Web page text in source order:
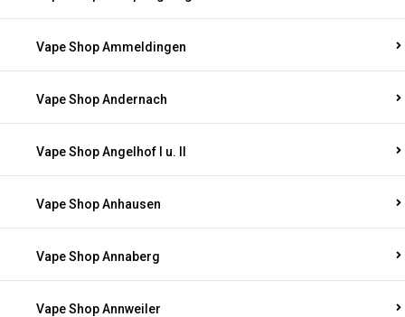
Vape Shop Ammeldingen
Vape Shop Andernach
Vape Shop Angelhof I u. II
Vape Shop Anhausen
Vape Shop Annaberg
Vape Shop Annweiler